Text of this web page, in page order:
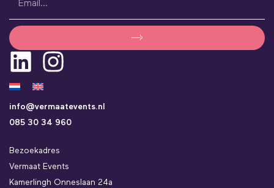
info@vermaatevents.nl
085 30 34 960
Bezoekadres
Vermaat Events
Kamerlingh Onneslaan 24a